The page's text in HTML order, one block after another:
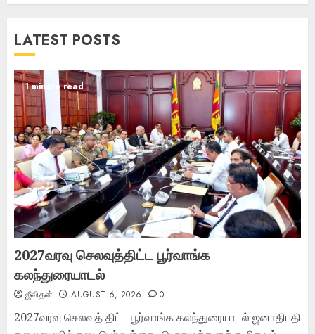
LATEST POSTS
1 minute read
2027வரவு செலவுத்திட்ட பூர்வாங்க
கலந்துரையாடல்
ஜீவிதன் AUGUST 6, 2026 0
2027வரவு செலவுத் திட்ட பூர்வாங்க கலந்துரையாடல் ஜனாதிபதி